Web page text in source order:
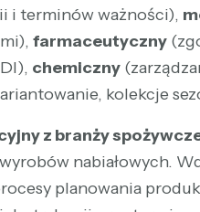
i terminów ważności),
farmaceutyczny
chemiczny
kolekcje
z branży
nabiałowych.
planowania